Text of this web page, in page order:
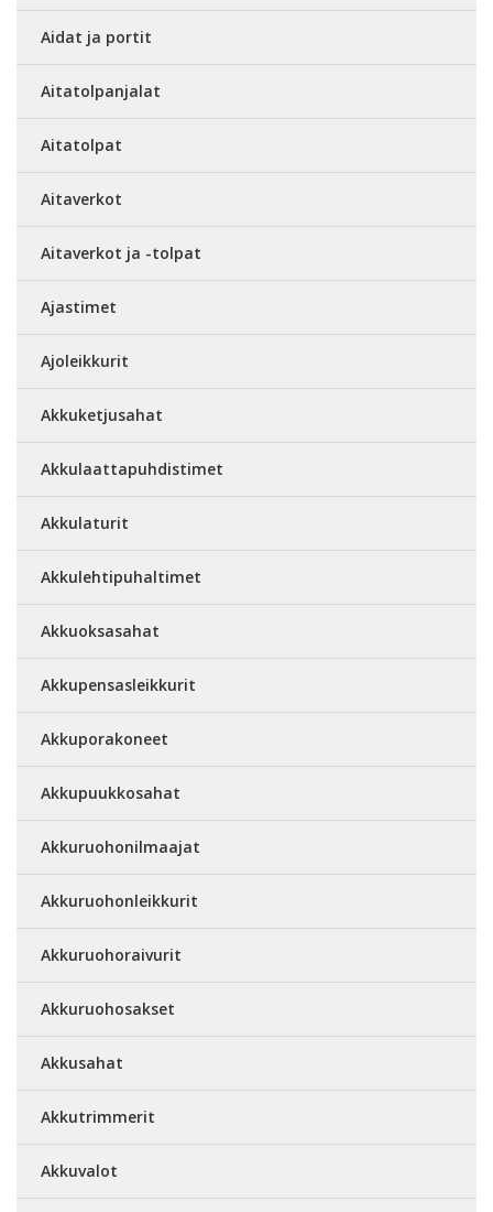
Aidat ja portit
Aitatolpanjalat
Aitatolpat
Aitaverkot
Aitaverkot ja -tolpat
Ajastimet
Ajoleikkurit
Akkuketjusahat
Akkulaattapuhdistimet
Akkulaturit
Akkulehtipuhaltimet
Akkuoksasahat
Akkupensasleikkurit
Akkuporakoneet
Akkupuukkosahat
Akkuruohonilmaajat
Akkuruohonleikkurit
Akkuruohoraivurit
Akkuruohosakset
Akkusahat
Akkutrimmerit
Akkuvalot